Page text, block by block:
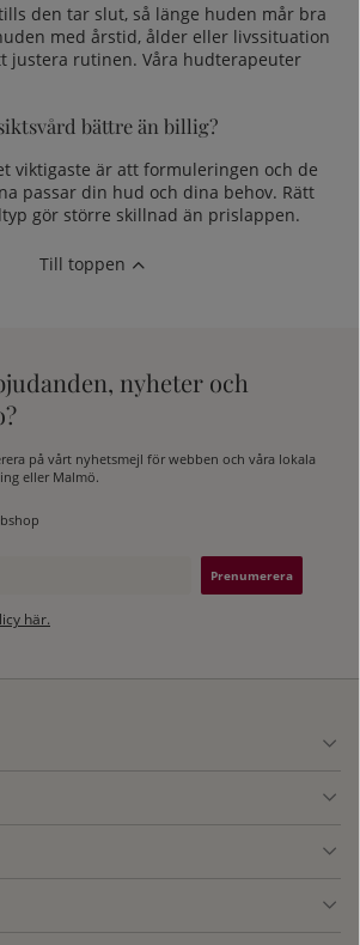
den tar slut, så länge huden mår bra
med årstid, ålder eller livssituation
justera rutinen. Våra hudterapeuter
bättre än billig?
viktigaste är att formuleringen och de
passar din hud och dina behov. Rätt
gör större skillnad än prislappen.
Till toppen
nyheter och
på vårt nyhetsmejl för webben och våra lokala
eller Malmö.
på:
här.